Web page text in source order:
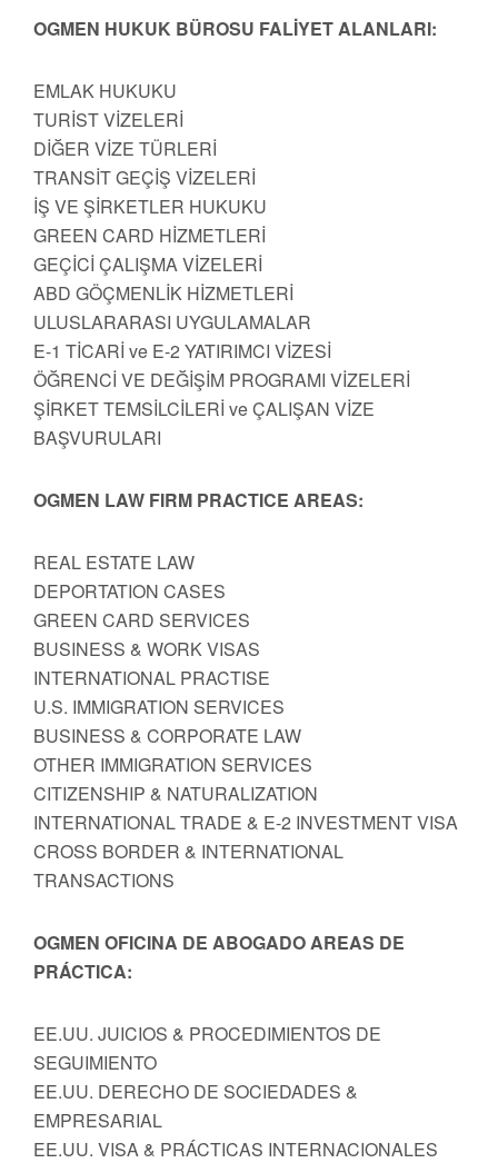
OGMEN HUKUK BÜROSU FALİYET ALANLARI:
EMLAK HUKUKU
TURİST VİZELERİ
DİĞER VİZE TÜRLERİ
TRANSİT GEÇİŞ VİZELERİ
İŞ VE ŞİRKETLER HUKUKU
GREEN CARD HİZMETLERİ
GEÇİCİ ÇALIŞMA VİZELERİ
ABD GÖÇMENLİK HİZMETLERİ
ULUSLARARASI UYGULAMALAR
E-1 TİCARİ ve E-2 YATIRIMCI VİZESİ
ÖĞRENCİ VE DEĞİŞİM PROGRAMI VİZELERİ
ŞİRKET TEMSİLCİLERİ ve ÇALIŞAN VİZE
BAŞVURULARI
OGMEN LAW FIRM PRACTICE AREAS:
REAL ESTATE LAW
DEPORTATION CASES
GREEN CARD SERVICES
BUSINESS & WORK VISAS
INTERNATIONAL PRACTISE
U.S. IMMIGRATION SERVICES
BUSINESS & CORPORATE LAW
OTHER IMMIGRATION SERVICES
CITIZENSHIP & NATURALIZATION
INTERNATIONAL TRADE & E-2 INVESTMENT VISA
CROSS BORDER & INTERNATIONAL
TRANSACTIONS
OGMEN OFICINA DE ABOGADO AREAS DE
PRÁCTICA:
EE.UU. JUICIOS & PROCEDIMIENTOS DE
SEGUIMIENTO
EE.UU. DERECHO DE SOCIEDADES &
EMPRESARIAL
EE.UU. VISA & PRÁCTICAS INTERNACIONALES